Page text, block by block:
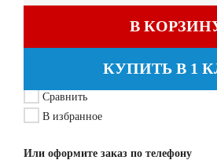
В
КУПИТЬ В 1
Сравнить
В избранное
Или оформите заказ по телефону